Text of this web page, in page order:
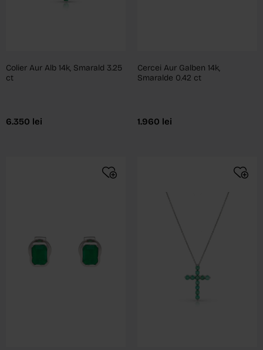
Colier Aur Alb 14k, Smarald 3.25
ct
6.350 lei
Cercei Aur Galben 14k,
Smaralde 0.42 ct
1.960 lei